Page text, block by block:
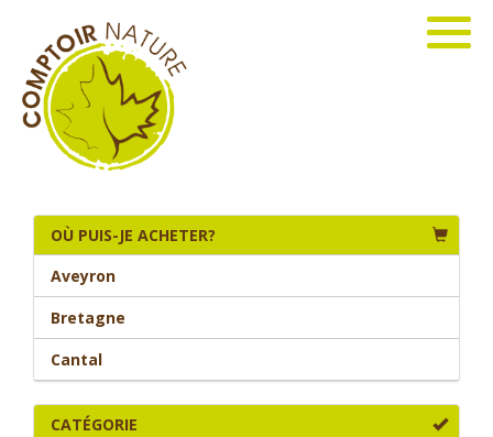
OÙ PUIS-JE ACHETER?
Aveyron
Bretagne
Cantal
CATÉGORIE